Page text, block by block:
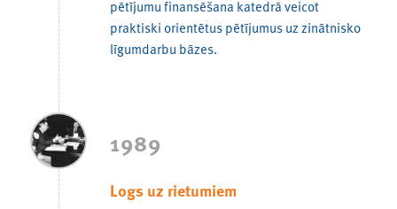
pētījumu finansēšana katedrā veicot
praktiski orientētus pētījumus uz zinātnisko
līgumdarbu bāzes.
1989
Logs uz rietumiem